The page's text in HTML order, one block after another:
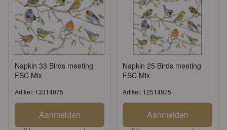
Napkin 33 Birds meeting
FSC Mix
Artikel: 13314975
Aanmelden
Napkin 25 Birds meeting
FSC Mix
Artikel: 12514975
Aanmelden